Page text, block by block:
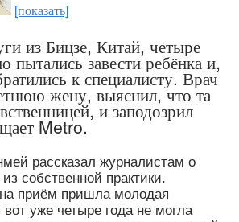
[показать]
из Бицзе, Китай, четыре
пытались завести ребёнка и,
к специалисту. Врач
жену, выяснил, что та
и заподозрил
Metro.
рассказал журналистам о
собственной практики.
приём пришла молодая
уже четыре года не могла